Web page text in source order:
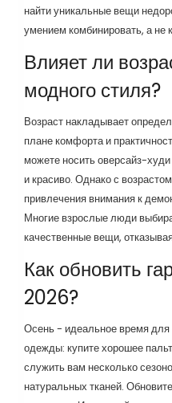
найти уникальные вещи
умением комбинировать, а не
Влияет ли
модного стиля?
Возраст накладывает
плане комфорта и
можете носить оверсайз-
и красиво. Однако с
привлечения внимания к
Многие взрослые люди
качественные вещи,
Как обновить
2026?
Осень - идеальное время для
одежды: купите хорошее
служить вам несколько
натуральных тканей.